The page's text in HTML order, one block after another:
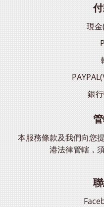
現
銀
本服務條款及我們向您
港法律管轄，